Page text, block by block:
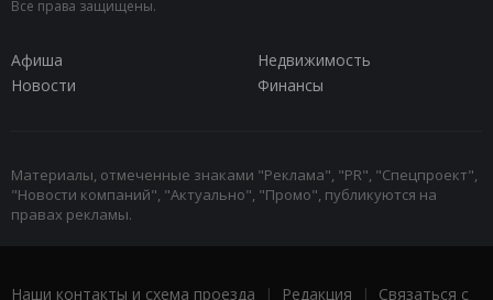
Все права защищены.
Афиша
Недвижимость
Новости
Финансы
Материалы, отмеченные знаками "Реклама", "PR", "Спецпроект",
"Новости компаний", "Актуально", "Промо", публикуются на
правах рекламы.
Наши контакты и схема проезда | Редакция | Связаться с